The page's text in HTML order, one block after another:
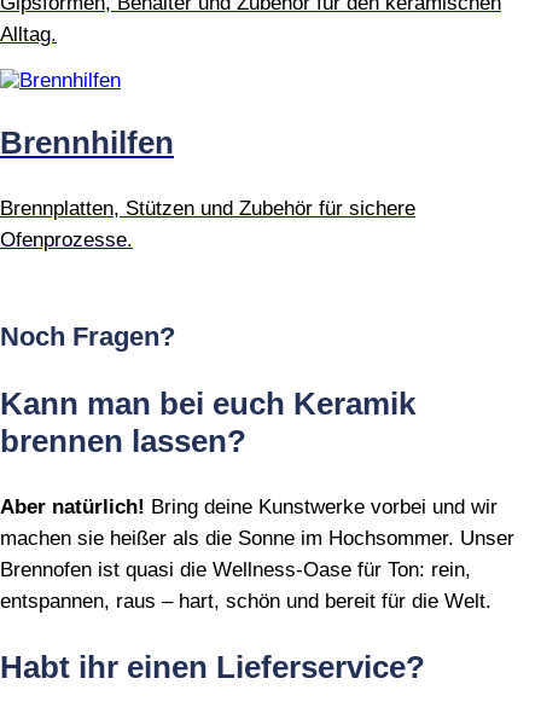
Alltag.
Brennhilfen
Brennplatten, Stützen und Zubehör für sichere
Ofenprozesse.
Noch Fragen?
Kann man bei euch Keramik
brennen lassen?
Aber natürlich! Bring deine Kunstwerke vorbei und wir
machen sie heißer als die Sonne im Hochsommer. Unser
Brennofen ist quasi die Wellness‑Oase für Ton: rein,
entspannen, raus – hart, schön und bereit für die Welt.
Habt ihr einen Lieferservice?